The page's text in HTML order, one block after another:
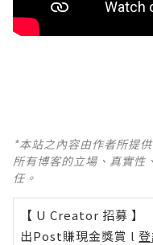
*本站之內容由作者所提
所有博客的立場、真實性
任。
【 U Creator 招募 】
出Post賺現金獎賞 l